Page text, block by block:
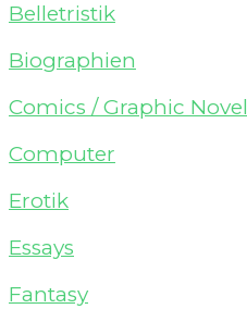
Belletristik
Biographien
Comics / Graphic Novel
Computer
Erotik
Essays
Fantasy